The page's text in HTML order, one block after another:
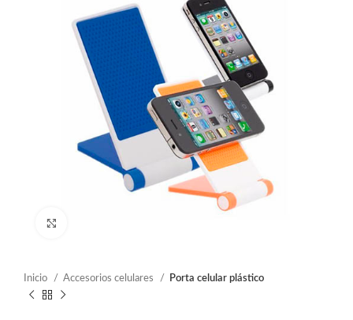
Inicio Accesorios celulares Porta celular plástico